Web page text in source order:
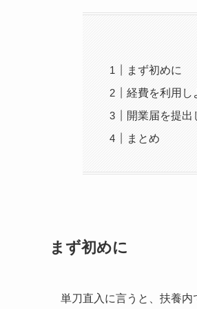
まず初めに
経費を利用し
開業届を提出
まとめ
まず初めに
単刀直入に言うと、扶養内